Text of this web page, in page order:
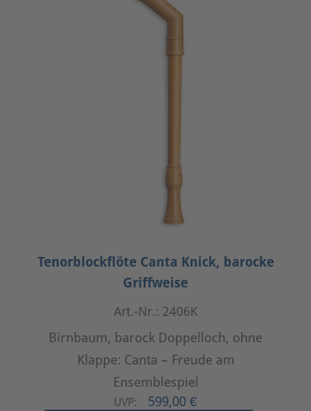
Tenorblockflöte Canta Knick, barocke
Griffweise
Art.-Nr.: 2406K
Birnbaum, barock Doppelloch, ohne
Klappe: Canta – Freude am
Ensemblespiel
UVP: 599,00 €